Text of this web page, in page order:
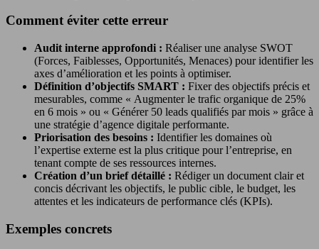
Comment éviter cette erreur
Audit interne approfondi : Réaliser une analyse SWOT
(Forces, Faiblesses, Opportunités, Menaces) pour identifier les
axes d’amélioration et les points à optimiser.
Définition d’objectifs SMART : Fixer des objectifs précis et
mesurables, comme « Augmenter le trafic organique de 25%
en 6 mois » ou « Générer 50 leads qualifiés par mois » grâce à
une stratégie d’agence digitale performante.
Priorisation des besoins : Identifier les domaines où
l’expertise externe est la plus critique pour l’entreprise, en
tenant compte de ses ressources internes.
Création d’un brief détaillé : Rédiger un document clair et
concis décrivant les objectifs, le public cible, le budget, les
attentes et les indicateurs de performance clés (KPIs).
Exemples concrets